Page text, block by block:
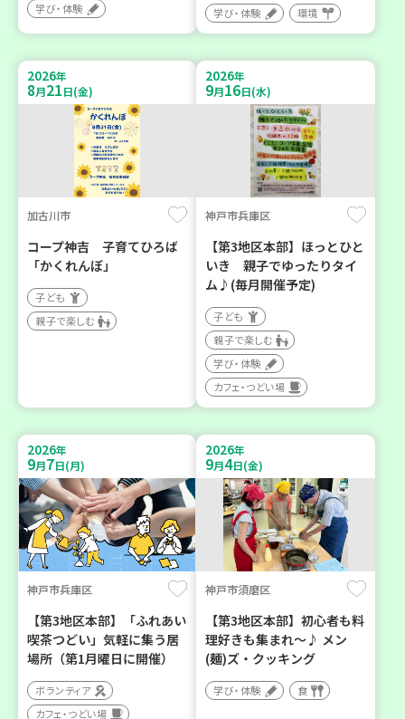
学び・体験
学び・体験
環境
2026年
8月21日(金)
加古川市
コープ神吉 子育てひろば
「かくれんぼ」
子ども
親子で楽しむ
2026年
9月16日(水)
神戸市兵庫区
【第3地区本部】ほっとひと
いき 親子でゆったりタイ
ム♪(毎月開催予定)
子ども
親子で楽しむ
学び・体験
カフェ・つどい場
2026年
9月7日(月)
神戸市兵庫区
【第3地区本部】「ふれあい
喫茶つどい」気軽に集う居
場所（第1月曜日に開催）
ボランティア
カフェ・つどい場
2026年
9月4日(金)
神戸市須磨区
【第3地区本部】初心者も料
理好きも集まれ～♪ メン
(麺)ズ・クッキング
学び・体験 食